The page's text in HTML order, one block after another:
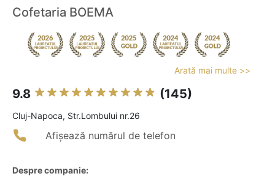
Cofetaria BOEMA
Arată mai multe >>
9.8 (145)
Cluj-Napoca, Str.Lombului nr.26
Afișează numărul de telefon
Despre companie: